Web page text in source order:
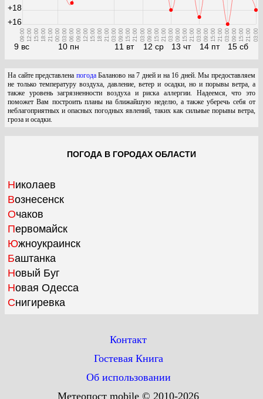
9 вс
09:00 12:00 15:00 18:00 21:00
10 пн
00:00 03:00 06:00 09:00 12:00 15:00 18:00 21:00
11 вт
03:00 09:00 15:00 21:00
12 ср
03:00 09:00 15:00 21:00
13 чт
03:00 09:00 15:00 21:00
14 пт
03:00 09:00 15:00 21:00
15 сб
03:00 09:00 15:00 21:00 03:00
+16
+18
На сайте представлена погодаБаланово на 7 дней и на 16 дней. Мы предоставляем
не только температуру воздуха, давление, ветер и осадки, но и порывы ветра, а
также уровень загрязненности воздуха и риска аллергии. Надеемся, что это
поможет Вам построить планы на ближайшую неделю, а также уберечь себя от
неблагоприятных и опасных погодных явлений, таких как сильные порывы ветра,
гроза и осадки.
ПОГОДА В ГОРОДАХ ОБЛАСТИ
Николаев
Вознесенск
Очаков
Первомайск
Южноукраинск
Баштанка
Новый Буг
Новая Одесса
Снигиревка
Контакт
Гостевая Книга
Об использовании
Метеопост mobile © 2010-2026